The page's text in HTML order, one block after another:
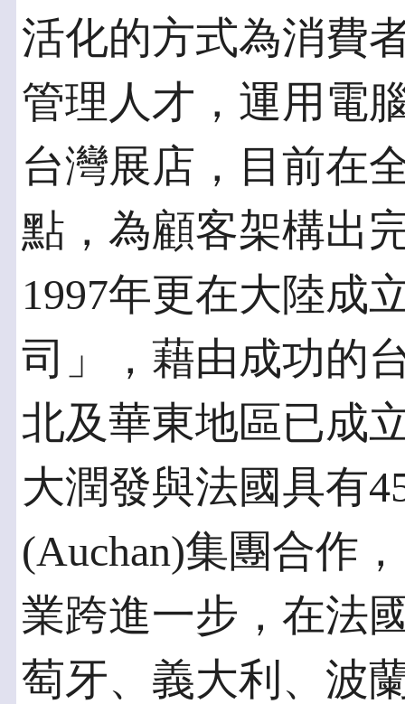
活化的方式為消費
管理人才，運用電
台灣展店，目前在
點，為顧客架構出
1997年更在大陸成
司」，藉由成功的
北及華東地區已成
大潤發與法國具有
(Auchan)集團合作
業跨進一步，在法
萄牙、義大利、波